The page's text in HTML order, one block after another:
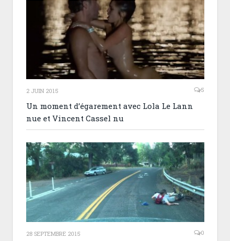
2 JUIN 2015 5
Un moment d’égarement avec Lola Le Lann
nue et Vincent Cassel nu
28 SEPTEMBRE 2015 0